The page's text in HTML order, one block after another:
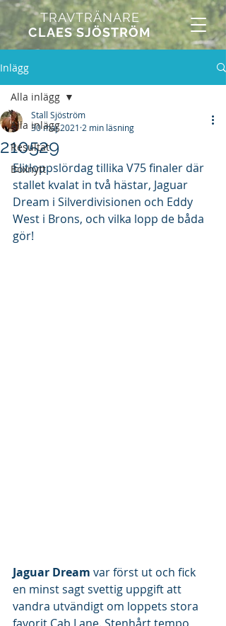
TRAVTRÄNARE
CLAES SJÖSTRÖM
Inlägg
Alla inlägg
Resultat
Boxnytt
Alla inlägg
210529
Stall Sjöström
30 maj 2021 2 min läsning
Elitloppslördag tillika V75 finaler där
stallet kvalat in två hästar, Jaguar
Dream i Silverdivisionen och Eddy
West i Brons, och vilka lopp de båda
gör!
Jaguar Dream var först ut och fick
en minst sagt svettig uppgift att
vandra utvändigt om loppets stora